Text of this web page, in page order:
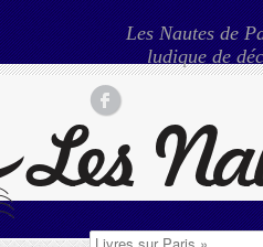
Les Nautes de
ludique de